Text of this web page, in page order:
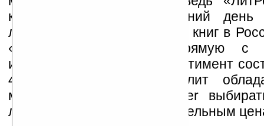
крупнейшим на сегодняшний день
лицензионных электронных книг в
«ЛитРес» работает напрямую с
издательствами, и ее ассортимент
43 000 книг, что позволит
модификаций ридеров iriver
любых жанров по привлекательным